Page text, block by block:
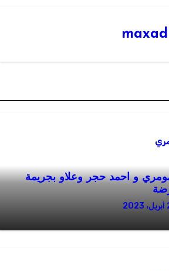
و احمد حجر وعلاو بجريمة